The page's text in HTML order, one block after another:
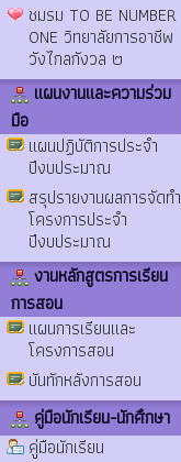
ชมรม TO BE NUMBER
ONE วิทยาลัยการอาชีพ
วังไกลกังวล ๒
แผนงานและความร่วม
มือ
แผนปฏิบัติการประจำ
ปีงบประมาณ
สรุปรายงานผลการจัดทำ
โครงการประจำ
ปีงบประมาณ
งานหลักสูตรการเรียน
การสอน
แผนการเรียนและ
โครงการสอน
บันทักหลังการสอน
คู่มือนักเรียน-นักศึกษา
คู่มือนักเรียน